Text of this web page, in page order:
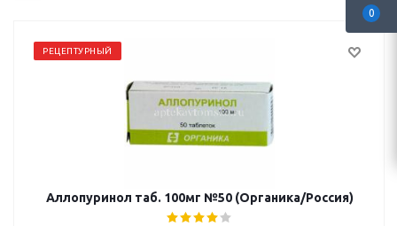
РЕЦЕПТУРНЫЙ
Аллопуринол таб. 100мг №50 (Органика/Россия)
0